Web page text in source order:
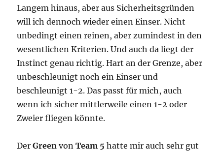
Langem hinaus, aber aus Sicherheitsgründen
will ich dennoch wieder einen Einser. Nicht
unbedingt einen reinen, aber zumindest in den
wesentlichen Kriterien. Und auch da liegt der
Instinct genau richtig. Hart an der Grenze, aber
unbeschleunigt noch ein Einser und
beschleunigt 1-2. Das passt für mich, auch
wenn ich sicher mittlerweile einen 1-2 oder
Zweier fliegen könnte.
DerGreenvonTeam 5 hatte mir auch sehr gut